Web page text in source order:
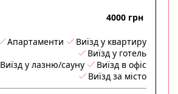
4000 грн
Апартаменти
Виїзд у квартиру
Виїзд у готель
Виїзд у лазню/сауну
Виїзд в офіс
Виїзд за місто